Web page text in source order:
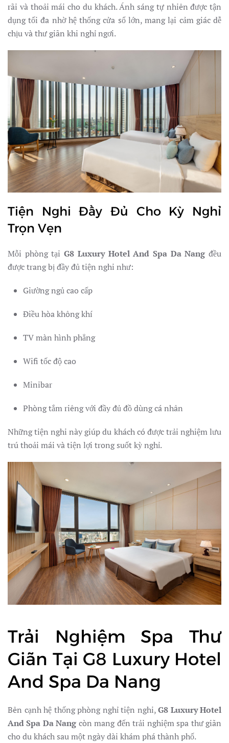
rãi và thoải mái cho du khách. Ánh sáng tự nhiên được tận
dụng tối đa nhờ hệ thống cửa sổ lớn, mang lại cảm giác dễ
chịu và thư giãn khi nghỉ ngơi.
Tiện Nghi Đầy Đủ Cho Kỳ Nghỉ
Trọn Vẹn
Mỗi phòng tạiG8 Luxury Hotel And Spa Da Nang đều
được trang bị đầy đủ tiện nghi như:
Giường ngủ cao cấp
Điều hòa không khí
TV màn hình phẳng
Wifi tốc độ cao
Minibar
Phòng tắm riêng với đầy đủ đồ dùng cá nhân
Những tiện nghi này giúp du khách có được trải nghiệm lưu
trú thoải mái và tiện lợi trong suốt kỳ nghỉ.
Trải Nghiệm Spa Thư
Giãn Tại G8 Luxury Hotel
And Spa Da Nang
Bên cạnh hệ thống phòng nghỉ tiện nghi,G8 Luxury Hotel
And Spa Da Nang còn mang đến trải nghiệm spa thư giãn
cho du khách sau một ngày dài khám phá thành phố.